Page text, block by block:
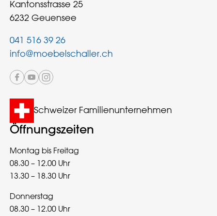
Kantonsstrasse 25
6232 Geuensee
041 516 39 26
info@moebelschaller.ch
Schweizer Familienunternehmen
Öffnungszeiten
Montag bis Freitag
08.30 – 12.00 Uhr
13.30 – 18.30 Uhr
Donnerstag
08.30 – 12.00 Uhr